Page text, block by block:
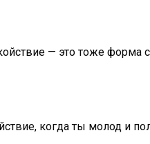
— это тоже форма
когда ты молод и